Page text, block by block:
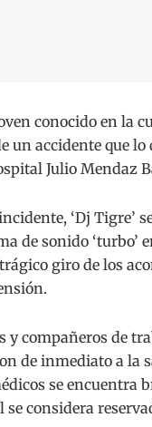
conocido en la
un accidente que
Julio Mendaz
‘Dj Tigre’
de sonido ‘turbo’
giro de los
compañeros de
de inmediato a la
se encuentra
se considera